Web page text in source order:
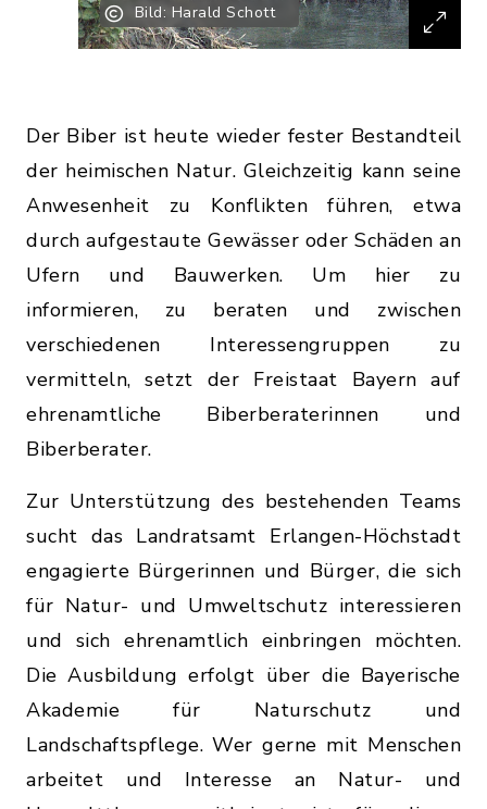
Bild: Harald Schott
Der Biber ist heute wieder fester Bestandteil
der heimischen Natur. Gleichzeitig kann seine
Anwesenheit zu Konflikten führen, etwa
durch aufgestaute Gewässer oder Schäden an
Ufern und Bauwerken. Um hier zu
informieren, zu beraten und zwischen
verschiedenen Interessengruppen zu
vermitteln, setzt der Freistaat Bayern auf
ehrenamtliche Biberberaterinnen und
Biberberater.
Zur Unterstützung des bestehenden Teams
sucht das Landratsamt Erlangen-Höchstadt
engagierte Bürgerinnen und Bürger, die sich
für Natur- und Umweltschutz interessieren
und sich ehrenamtlich einbringen möchten.
Die Ausbildung erfolgt über die Bayerische
Akademie für Naturschutz und
Landschaftspflege. Wer gerne mit Menschen
arbeitet und Interesse an Natur- und